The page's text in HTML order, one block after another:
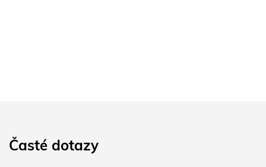
Časté dotazy